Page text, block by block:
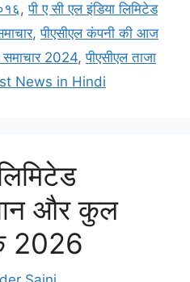
,पी ए सी एल इंडिया लिमिटेड
,पीएसीएल कंपनी की आज
समाचार 2024,पीएसीएल ताजा
News in Hindi
और कुल
2026